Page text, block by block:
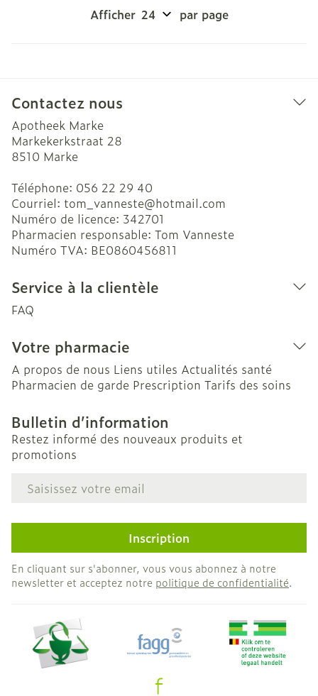
Afficher par page
Contactez nous
Apotheek Marke
Markekerkstraat 28
8510 Marke
Téléphone: 056 22 29 40
Courriel: tom_vanneste@hotmail.com
Numéro de licence: 342701
Pharmacien responsable: Tom Vanneste
Numéro TVA: BE0860456811
Service à la clientèle
FAQ
Votre pharmacie
A propos de nous Liens utiles Actualités santé
Pharmacien de garde Prescription Tarifs des soins
Bulletin d’information
Restez informé des nouveaux produits et
promotions
Adresse mail
Inscription
En cliquant sur s'abonner, vous vous abonnez à notre
newsletter et acceptez notre politique de confidentialité.